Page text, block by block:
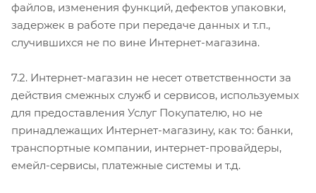
файлов, изменения функций, дефектов упаковки,
задержек в работе при передаче данных и т.п.,
случившихся не по вине Интернет-магазина.
7.2. Интернет-магазин не несет ответственности за
действия смежных служб и сервисов, используемых
для предоставления Услуг Покупателю, но не
принадлежащих Интернет-магазину, как то: банки,
транспортные компании, интернет-провайдеры,
емейл-сервисы, платежные системы и т.д.